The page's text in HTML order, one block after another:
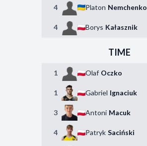
4 Platon Nemchenko
4 Borys Kałasznik
TIME
1 Olaf Oczko
1 Gabriel Ignaciuk
3 Antoni Macuk
4 Patryk Saciński